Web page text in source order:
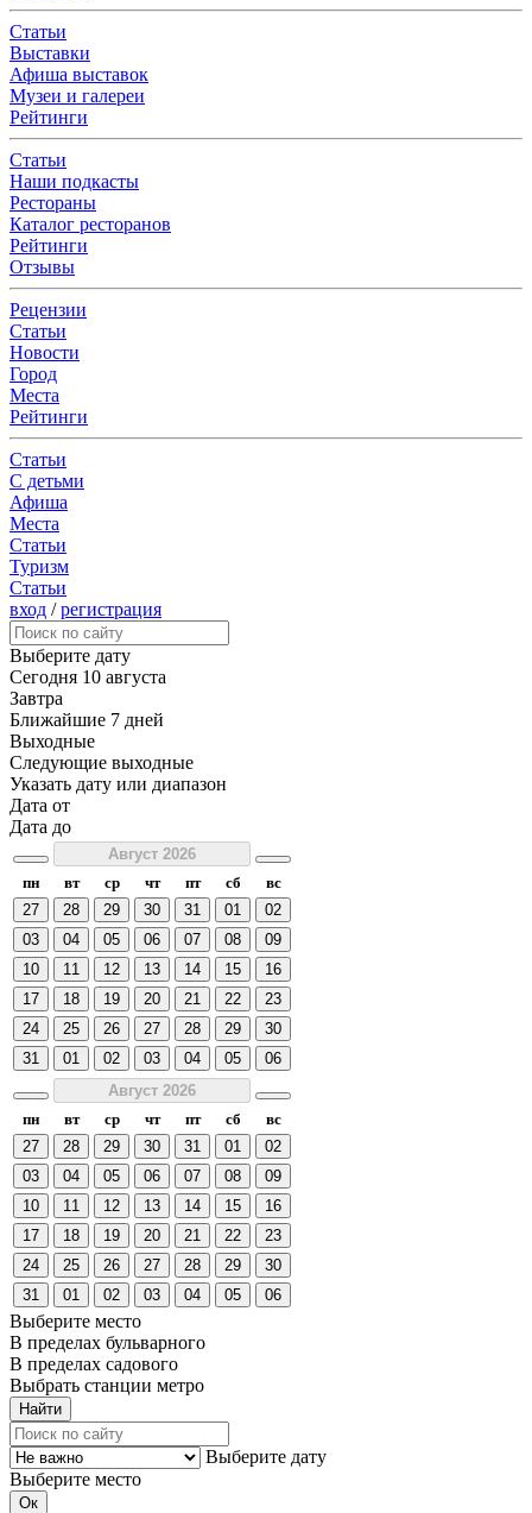
Статьи
Выставки
Афиша выставок
Музеи и галереи
Рейтинги
Статьи
Наши подкасты
Рестораны
Каталог ресторанов
Рейтинги
Отзывы
Рецензии
Статьи
Новости
Город
Места
Рейтинги
Статьи
С детьми
Афиша
Места
Статьи
Туризм
Статьи
вход /регистрация
Выберите дату
Сегодня 10 августа
Завтра
Ближайшие 7 дней
Выходные
Следующие выходные
Указать дату или диапазон
Дата от
Дата до
Август 2026
пн
вт ср чт пт сб
вс
27
28 29 30 31 01
02
03
04 05 06 07 08
09
10
11 12 13 14 15
16
17
18 19 20 21 22
23
24
25 26 27 28 29
30
31
01 02 03 04 05
06
Август 2026
пн
вт ср чт пт сб
вс
27
28 29 30 31 01
02
03
04 05 06 07 08
09
10
11 12 13 14 15
16
17
18 19 20 21 22
23
24
25 26 27 28 29
30
31
01 02 03 04 05 06
Выберите место
В пределах бульварного
В пределах садового
Выбрать станции метро
Выберите дату
Выберите место